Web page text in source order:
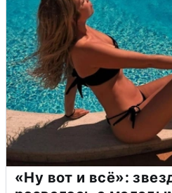
«Ну вот и всё»: